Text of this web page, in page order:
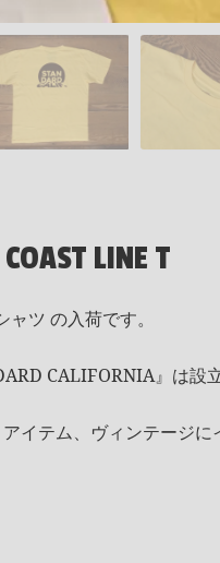
LINE T
ツ の入荷です。
CALIFORNIA』は設
イテム、ヴィンテージ